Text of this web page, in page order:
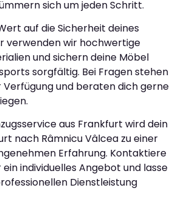
sich um jeden Schritt.
auf die Sicherheit deines
verwenden wir hochwertige
und sichern deine Möbel
sorgfältig. Bei Fragen stehen
Verfügung und beraten dich gerne
aus Frankfurt wird dein
nach Râmnicu Vâlcea zu einer
Erfahrung. Kontaktiere
individuelles Angebot und lasse
Dienstleistung